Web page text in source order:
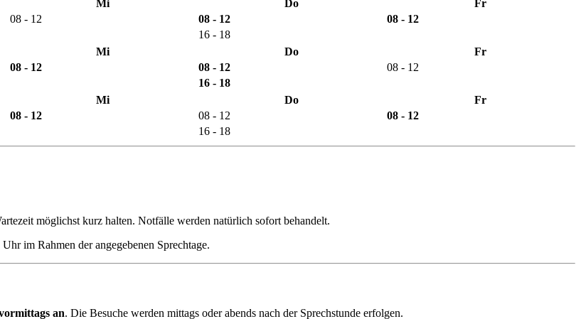
Mi Do
Fr
08 - 12 08 - 12
08 - 12
16 - 18
Mi Do
Fr
08 - 12 08 - 12
08 - 12
16 - 18
Mi Do
Fr
08 - 12 08 - 12
08 - 12
16 - 18
möglichst kurz halten. Notfälle werden natürlich sofort behandelt.
im Rahmen der angegebenen Sprechtage.
an. Die Besuche werden mittags oder abends nach der Sprechstunde erfolgen.